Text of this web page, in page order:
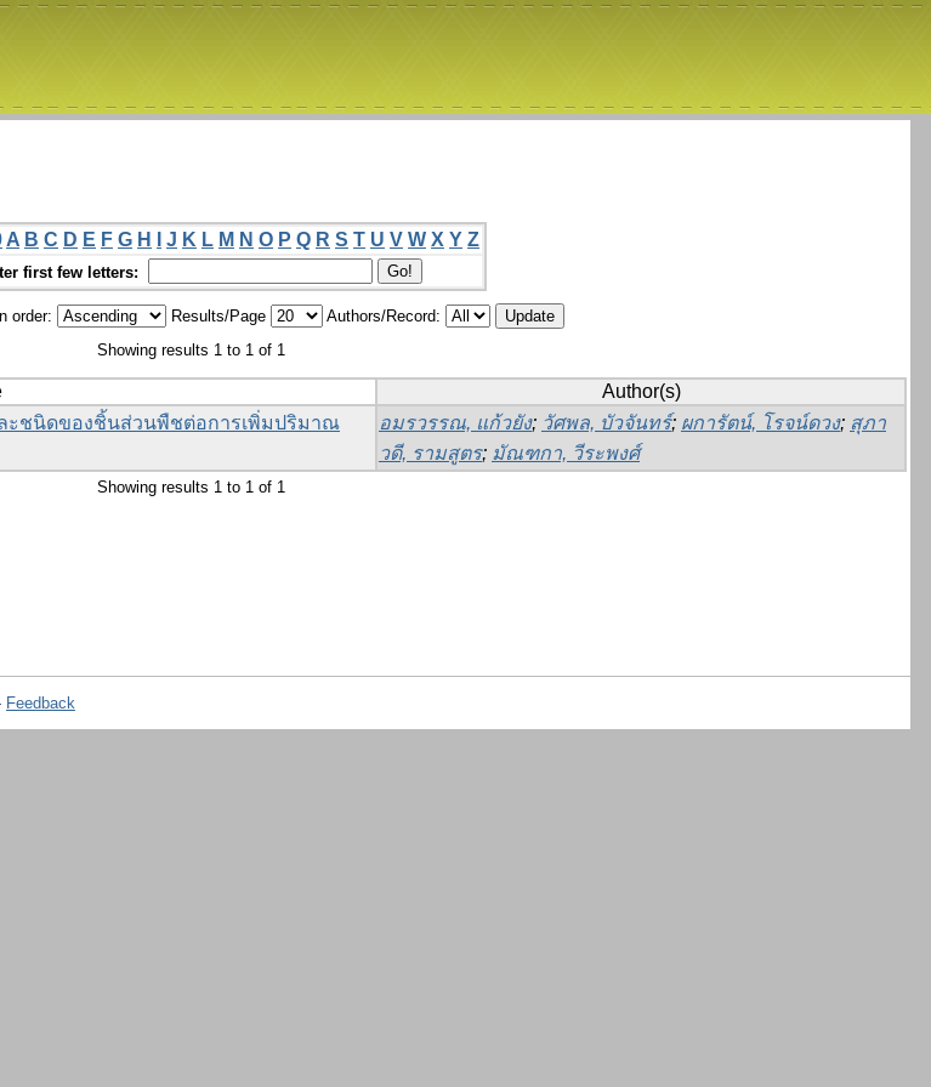
A B C D E F G H J K L M N O P Q R S T U V W X Y Z
first few letters:
order: Results/Page
Authors/Record:
Showing results 1 to 1 of 1
Author(s)
ะชนิดของชิ้นส่วนพืชต่อการเพิ่มปริมาณ
อมรวรรณ, แก้วยัง; วัศพล, บัวจันทร์; ผการัตน์, โรจน์ดวง; สุภา
วดี, รามสูตร; มัณฑกา, วีระพงศ์
Showing results 1 to 1 of 1
Feedback